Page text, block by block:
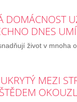
DOMÁCNOST
DNES
život v mnoha
MEZI